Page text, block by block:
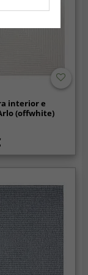
interior e
(offwhite)